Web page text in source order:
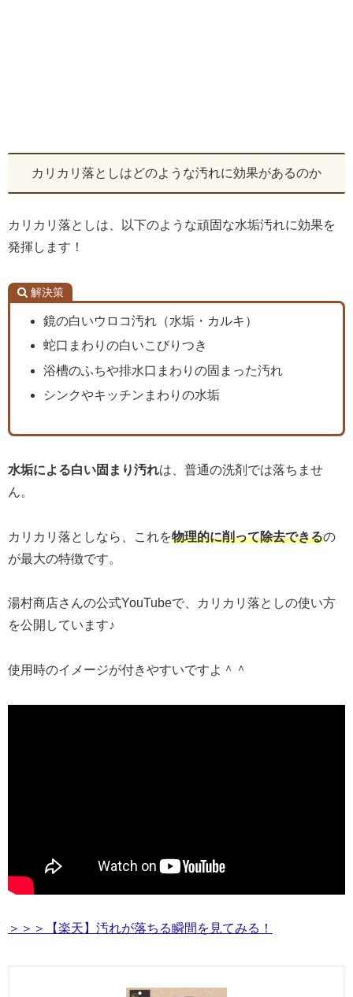
カリカリ落としはどのような汚れに効果があるのか
カリカリ落としは、以下のような頑固な水垢汚れに効果を
発揮します！
解決策
鏡の白いウロコ汚れ（水垢・カルキ）
蛇口まわりの白いこびりつき
浴槽のふちや排水口まわりの固まった汚れ
シンクやキッチンまわりの水垢
水垢による白い固まり汚れは、普通の洗剤では落ちませ
ん。
カリカリ落としなら、これを物理的に削って除去できるの
が最大の特徴です。
湯村商店さんの公式YouTubeで、カリカリ落としの使い方
を公開しています♪
使用時のイメージが付きやすいですよ＾＾
＞＞＞【楽天】汚れが落ちる瞬間を見てみる！